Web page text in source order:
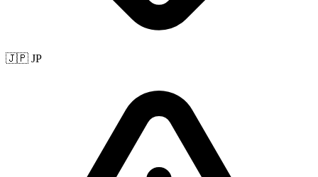
🇯🇵 JP